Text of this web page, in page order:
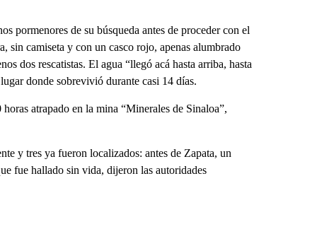
pormenores de su búsqueda antes de proceder con el
sin camiseta y con un casco rojo, apenas alumbrado
dos rescatistas. El agua “llegó acá hasta arriba, hasta
donde sobrevivió durante casi 14 días.
atrapado en la mina “Minerales de Sinaloa”,
y tres ya fueron localizados: antes de Zapata, un
fue hallado sin vida, dijeron las autoridades